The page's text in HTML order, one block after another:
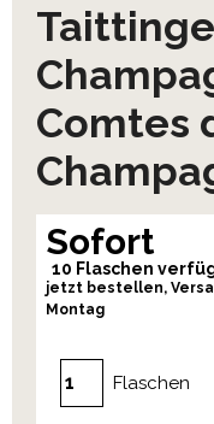
Comtes
Sofort
10 Flaschen
jetzt bestellen,
Montag
Flaschen